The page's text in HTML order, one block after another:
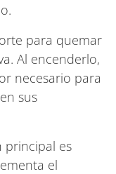
para quemar
Al encenderlo,
necesario para
sus
principal es
el